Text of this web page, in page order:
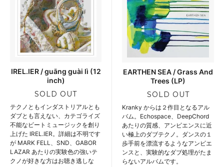
IREL.IER / guāng guài lì (12
inch)
SOLD OUT
テクノともインダストリアルとも
ダブとも言えない、カテゴライズ
不能なビートミュージックを創り
上げた IREL.IER。詳細は不明です
が MARK FELL、SND、GABOR
LAZAR あたりの実験色の強いテ
クノが好きな方はお聴き逃しな
EARTHEN SEA / Grass And
Trees (LP)
SOLD OUT
Kranky からは２作目となるアル
バム。Echospace、DeepChord
あたりの質感、アンビエンスに近
い極上のダブテクノ。ダンスの１
歩手前を漂流するようなアンビエ
ンスと、実験的なダブ処理がたま
らないアルバムです。